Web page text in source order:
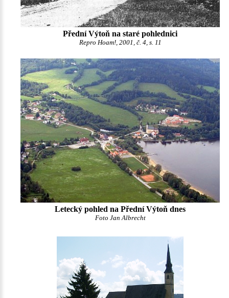
Přední Výtoň na staré pohlednici
Repro Hoam!, 2001, č. 4, s. 11
Letecký pohled na Přední Výtoň dnes
Foto Jan Albrecht